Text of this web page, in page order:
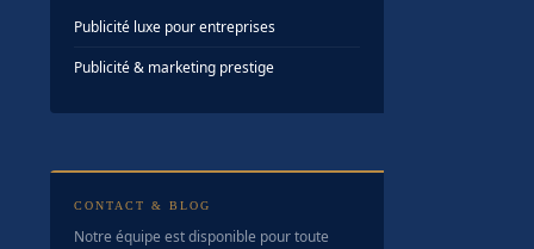
Publicité luxe pour entreprises
Publicité & marketing prestige
CONTACT & BLOG
Notre équipe est disponible pour toute